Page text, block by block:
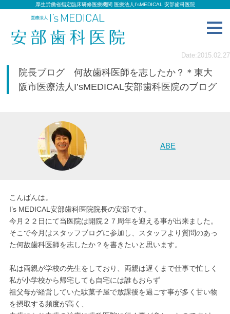
厚生労働省指定臨床研修医療機関 医療法人I’sMEDICAL 安部歯科医院
Date:2015.02.27
院長ブログ 何故歯科医師を志したか？＊東大
阪市医療法人I’sMEDICAL安部歯科医院のブログ
ABE
こんばんは。
I’s MEDICAL安部歯科医院院長の安部です。
今月２２日にて当医院は開院２７周年を迎える事が出来ました。
そこで今月はスタッフブログに参加し、スタッフより質問のあっ
た何故歯科医師を志したか？を書きたいと思います。
私は両親が学校の先生をしており、両親は遅くまで仕事で忙しく
私が小学校から帰宅しても自宅には誰もおらず
祖父母が経営していた駄菓子屋で放課後を過ごす事が多く甘い物
を摂取する頻度が高く、